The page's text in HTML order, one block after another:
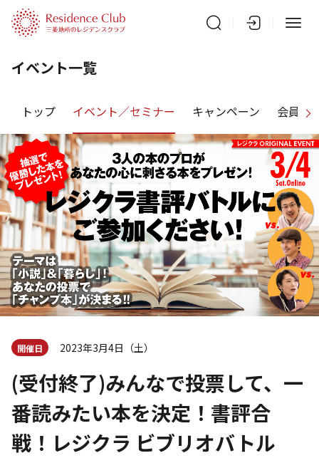
イベント一覧
トップ イベント／セミナー キャンペーン 会員特
開催日 2023年3月4日（土）
(受付終了)みんなで投票して、一
番読みたい本を決定！書評合
戦！レジクラ ビブリオバトル